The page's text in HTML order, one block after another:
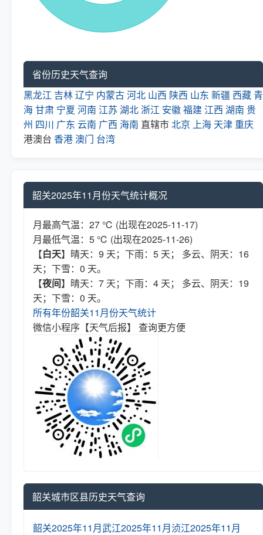
省份历史天气查询
黑龙江 吉林辽宁 内蒙古河北 山西 陕西 山东 新疆 西藏 青
海甘肃 宁夏 河南 江苏 湖北 浙江 安徽福建 江西 湖南 贵
州 四川 广东 云南 广西 海南 直辖市北京 上海 天津 重庆
港澳台 香港澳门 台湾
韶关2025年11月份天气统计概况
月最高气温：27 ℃ (出现在2025-11-17)
月最低气温：5 ℃ (出现在2025-11-26)
【白天】晴天：9 天；下雨：5 天； 多云、阴天：16
天；下雪：0 天。
【夜间】晴天：7 天；下雨：4 天； 多云、阴天：19
天；下雪：0 天。
所有年份韶关11月份天气统计
微信小程序【天气后报】 查询更方便
韶关城市区县历史天气查询
韶关2025年11月武江2025年11月浈江2025年11月